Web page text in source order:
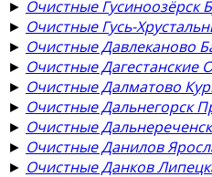
► Очистные Гусиноозёрск
► Очистные Гусь-
► Очистные Давлеканово
► Очистные Дагестанские
► Очистные Далматово
► Очистные Дальнегорск
► Очистные
► Очистные Данилов
► Очистные Данков